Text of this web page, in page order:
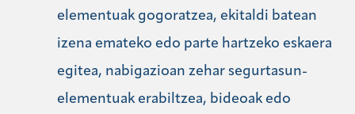
elementuak gogoratzea, ekitaldi batean
izena emateko edo parte hartzeko eskaera
egitea, nabigazioan zehar segurtasun-
elementuak erabiltzea, bideoak edo